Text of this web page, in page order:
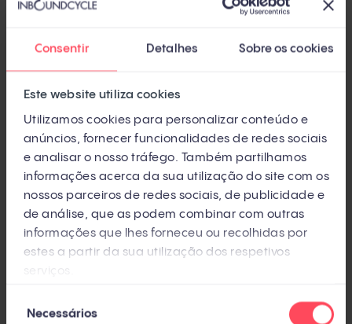
Consentir Detalhes Sobre os cookies
Este website utiliza cookies
Utilizamos cookies para personalizar conteúdo e
anúncios, fornecer funcionalidades de redes sociais
e analisar o nosso tráfego. Também partilhamos
informações acerca da sua utilização do site com os
nossos parceiros de redes sociais, de publicidade e
de análise, que as podem combinar com outras
informações que lhes forneceu ou recolhidas por
estes a partir da sua utilização dos respetivos
deNecessários